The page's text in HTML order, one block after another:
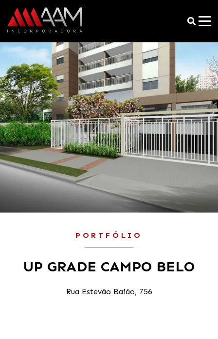
PORTFÓLIO
UP GRADE CAMPO BELO
Rua Estevão Baião, 756